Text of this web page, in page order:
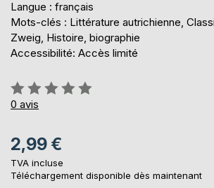
Langue : français
Mots-clés : Littérature autrichienne,
Zweig, Histoire, biographie
Accessibilité: Accès limité
Évaluation:
0%
0 avis
2,99 €
TVA incluse
Téléchargement disponible dès maintenant